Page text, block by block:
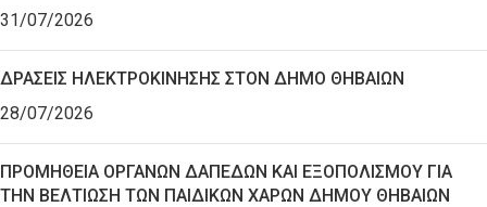
31/07/2026
ΔΡΑΣΕΙΣ ΗΛΕΚΤΡΟΚΙΝΗΣΗΣ ΣΤΟΝ ΔΗΜΟ ΘΗΒΑΙΩΝ
28/07/2026
ΠΡΟΜΗΘΕΙΑ ΟΡΓΑΝΩΝ ΔΑΠΕΔΩΝ ΚΑΙ ΕΞΟΠΟΛΙΣΜΟΥ ΓΙΑ
ΤΗΝ ΒΕΛΤΙΩΣΗ ΤΩΝ ΠΑΙΔΙΚΩΝ ΧΑΡΩΝ ΔΗΜΟΥ ΘΗΒΑΙΩΝ